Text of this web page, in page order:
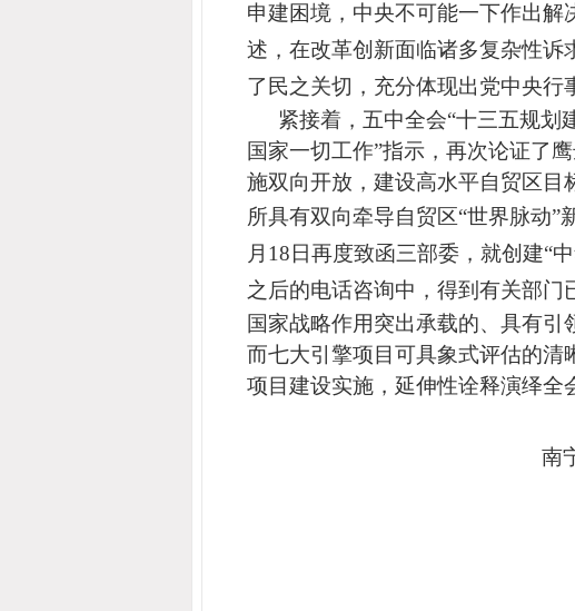
申建困境，中央不可能一下作出解
述，在改革创新面临诸多复杂性诉
了民之关切，充分体现出党中央行
紧接着，五中全会“十三五规划
国家一切工作”指示，再次论证了
施双向开放，建设高水平自贸区目
所具有双向牵导自贸区“世界脉动”
月18日再度致函三部委， 就创建“
之后的电话咨询中，得到有关部门
国家战略作用突出承载的、具有引
而七大引擎项目 可具象式评估的清
项目建设实施，延伸性诠释演绎全
南宁鹰达资讯企